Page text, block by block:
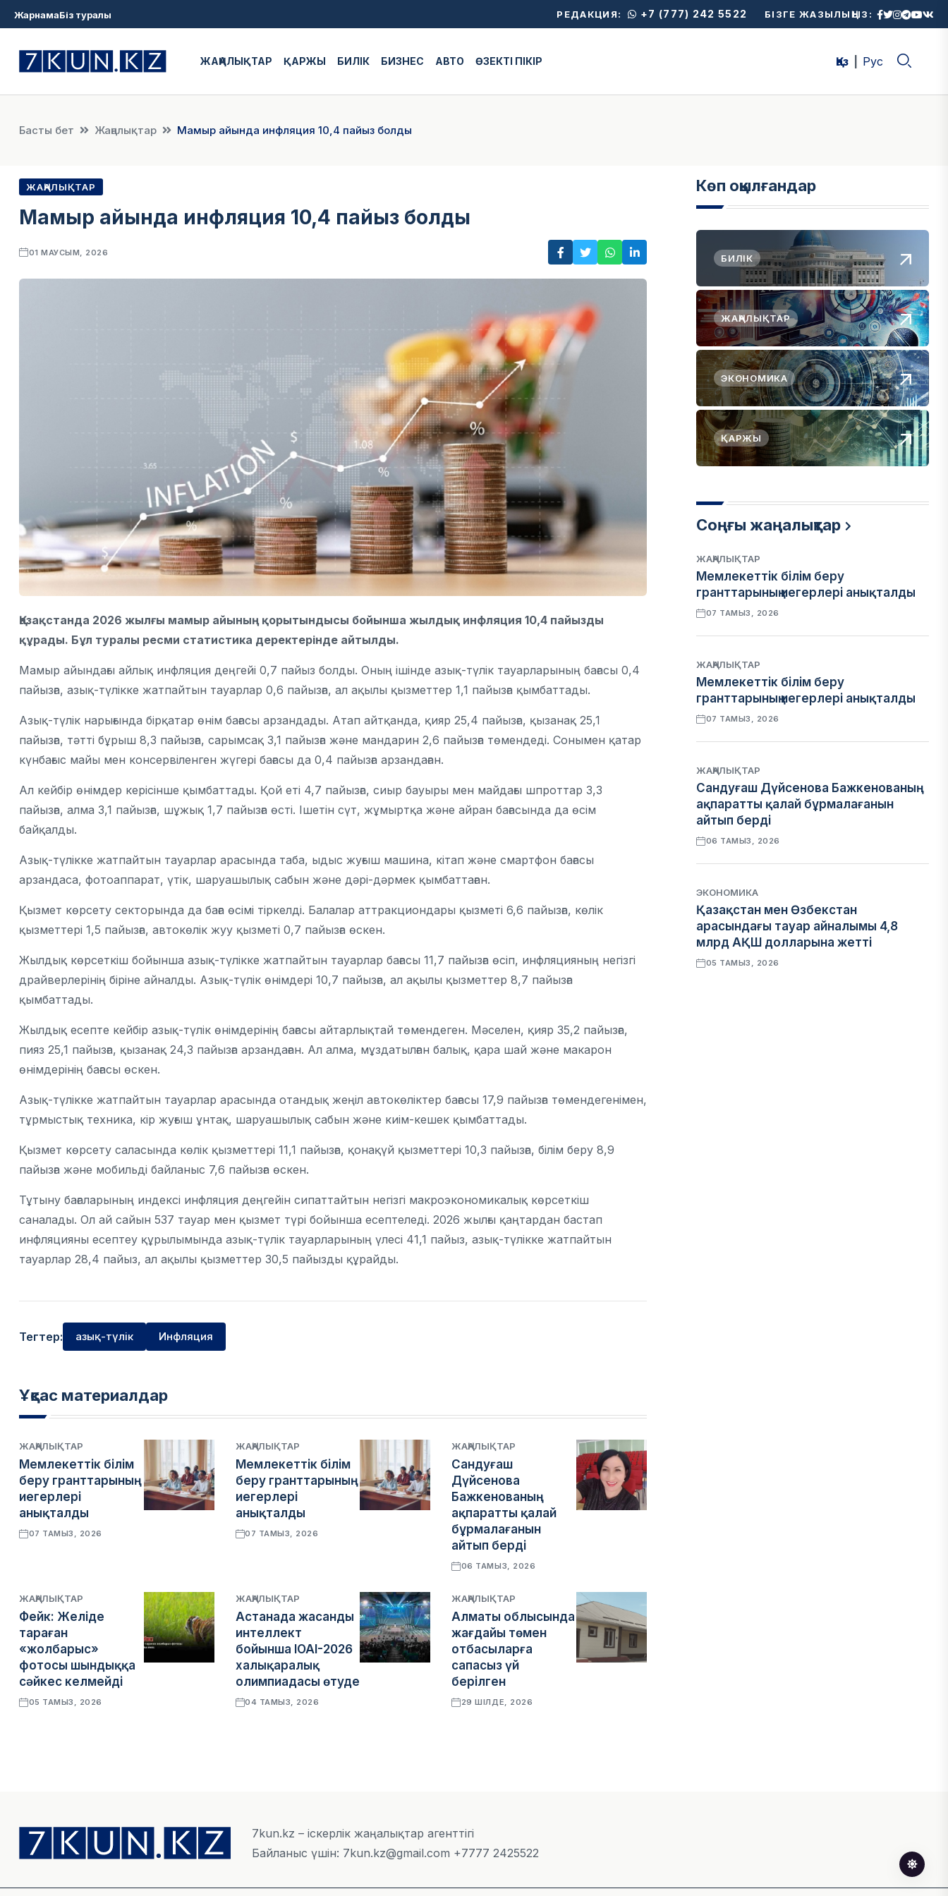
ЖарнамаБіз туралы РЕДАКЦИЯ: +7 (777) 242 5522 БІЗГЕ ЖАЗЫЛЫҢЫЗ:
ЖАҢАЛЫҚТАР ҚАРЖЫ БИЛІК БИЗНЕС АВТО ӨЗЕКТІ ПІКІР Қаз Рус
Басты бет Жаңалықтар Мамыр айында инфляция 10,4 пайыз болды
ЖАҢАЛЫҚТАР
Мамыр айында инфляция 10,4 пайыз болды
01 МАУСЫМ, 2026
Қазақстанда 2026 жылғы мамыр айының қорытындысы бойынша жылдық инфляция 10,4 пайызды
құрады. Бұл туралы ресми статистика деректерінде айтылды.
Мамыр айындағы айлық инфляция деңгейі 0,7 пайыз болды. Оның ішінде азық-түлік тауарларының бағасы 0,4
пайызға, азық-түлікке жатпайтын тауарлар 0,6 пайызға, ал ақылы қызметтер 1,1 пайызға қымбаттады.
Азық-түлік нарығында бірқатар өнім бағасы арзандады. Атап айтқанда, қияр 25,4 пайызға, қызанақ 25,1
пайызға, тәтті бұрыш 8,3 пайызға, сарымсақ 3,1 пайызға және мандарин 2,6 пайызға төмендеді. Сонымен қатар
күнбағыс майы мен консервіленген жүгері бағасы да 0,4 пайызға арзандаған.
Ал кейбір өнімдер керісінше қымбаттады. Қой еті 4,7 пайызға, сиыр бауыры мен майдағы шпроттар 3,3
пайызға, алма 3,1 пайызға, шұжық 1,7 пайызға өсті. Ішетін сүт, жұмыртқа және айран бағасында да өсім
байқалды.
Азық-түлікке жатпайтын тауарлар арасында таба, ыдыс жуғыш машина, кітап және смартфон бағасы
арзандаса, фотоаппарат, үтік, шаруашылық сабын және дәрі-дәрмек қымбаттаған.
Қызмет көрсету секторында да баға өсімі тіркелді. Балалар аттракциондары қызметі 6,6 пайызға, көлік
қызметтері 1,5 пайызға, автокөлік жуу қызметі 0,7 пайызға өскен.
Жылдық көрсеткіш бойынша азық-түлікке жатпайтын тауарлар бағасы 11,7 пайызға өсіп, инфляцияның негізгі
драйверлерінің біріне айналды. Азық-түлік өнімдері 10,7 пайызға, ал ақылы қызметтер 8,7 пайызға
қымбаттады.
Жылдық есепте кейбір азық-түлік өнімдерінің бағасы айтарлықтай төмендеген. Мәселен, қияр 35,2 пайызға,
пияз 25,1 пайызға, қызанақ 24,3 пайызға арзандаған. Ал алма, мұздатылған балық, қара шай және макарон
өнімдерінің бағасы өскен.
Азық-түлікке жатпайтын тауарлар арасында отандық жеңіл автокөліктер бағасы 17,9 пайызға төмендегенімен,
тұрмыстық техника, кір жуғыш ұнтақ, шаруашылық сабын және киім-кешек қымбаттады.
Қызмет көрсету саласында көлік қызметтері 11,1 пайызға, қонақүй қызметтері 10,3 пайызға, білім беру 8,9
пайызға және мобильді байланыс 7,6 пайызға өскен.
Тұтыну бағаларының индексі инфляция деңгейін сипаттайтын негізгі макроэкономикалық көрсеткіш
саналады. Ол ай сайын 537 тауар мен қызмет түрі бойынша есептеледі. 2026 жылғы қаңтардан бастап
инфляцияны есептеу құрылымында азық-түлік тауарларының үлесі 41,1 пайыз, азық-түлікке жатпайтын
тауарлар 28,4 пайыз, ал ақылы қызметтер 30,5 пайызды құрайды.
Тегтер: азық-түлік Инфляция
Ұқсас материалдар
ЖАҢАЛЫҚТАР
Мемлекеттік білім
беру гранттарының
иегерлері
анықталды
07 ТАМЫЗ, 2026
ЖАҢАЛЫҚТАР
Мемлекеттік білім
беру гранттарының
иегерлері
анықталды
07 ТАМЫЗ, 2026
ЖАҢАЛЫҚТАР
Сандуғаш
Дүйсенова
Бажкенованың
ақпаратты қалай
бұрмалағанын
айтып берді
06 ТАМЫЗ, 2026
ЖАҢАЛЫҚТАР
Фейк: Желіде
тараған
«жолбарыс»
фотосы шындыққа
сәйкес келмейді
05 ТАМЫЗ, 2026
ЖАҢАЛЫҚТАР
Астанада жасанды
интеллект
бойынша IOAI-2026
халықаралық
олимпиадасы өтуде
04 ТАМЫЗ, 2026
ЖАҢАЛЫҚТАР
Алматы облысында
жағдайы төмен
отбасыларға
сапасыз үй
берілген
29 ШІЛДЕ, 2026
Көп оқылғандар
БИЛІК
ЖАҢАЛЫҚТАР
ЭКОНОМИКА
ҚАРЖЫ
Соңғы жаңалықтар
ЖАҢАЛЫҚТАР
Мемлекеттік білім беру
гранттарының иегерлері анықталды
07 ТАМЫЗ, 2026
ЖАҢАЛЫҚТАР
Мемлекеттік білім беру
гранттарының иегерлері анықталды
07 ТАМЫЗ, 2026
ЖАҢАЛЫҚТАР
Сандуғаш Дүйсенова Бажкенованың
ақпаратты қалай бұрмалағанын
айтып берді
06 ТАМЫЗ, 2026
ЭКОНОМИКА
Қазақстан мен Өзбекстан
арасындағы тауар айналымы 4,8
млрд АҚШ долларына жетті
05 ТАМЫЗ, 2026
Африкада кім өлтірді?
7kun.kz – іскерлік жаңалықтар агенттігі
Байланыс үшін: 7kun.kz@gmail.com +7777 2425522